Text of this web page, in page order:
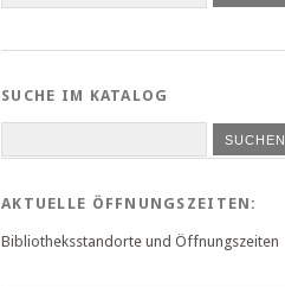
SUCHE IM KATALOG
SUCHEN
AKTUELLE ÖFFNUNGSZEITEN:
Bibliotheksstandorte und Öffnungszeiten